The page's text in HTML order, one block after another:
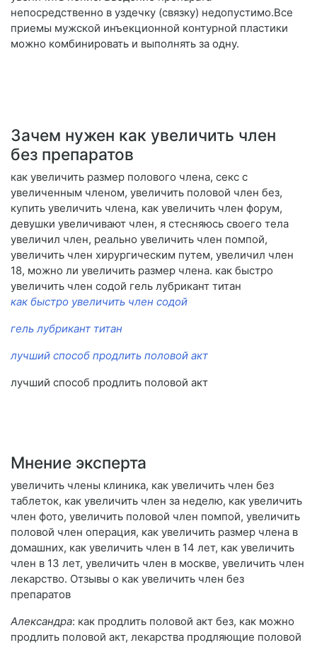
непосредственно в уздечку (связку) недопустимо.Все
приемы мужской инъекционной контурной пластики
можно комбинировать и выполнять за одну.
Зачем нужен как увеличить член
без препаратов
как увеличить размер полового члена, секс с
увеличенным членом, увеличить половой член без,
купить увеличить члена, как увеличить член форум,
девушки увеличивают член, я стесняюсь своего тела
увеличил член, реально увеличить член помпой,
увеличить член хирургическим путем, увеличил член
18, можно ли увеличить размер члена. как быстро
увеличить член содой гель лубрикант титан
как быстро увеличить член содой
гель лубрикант титан
лучший способ продлить половой акт
лучший способ продлить половой акт
Мнение эксперта
увеличить члены клиника, как увеличить член без
таблеток, как увеличить член за неделю, как увеличить
член фото, увеличить половой член помпой, увеличить
половой член операция, как увеличить размер члена в
домашних, как увеличить член в 14 лет, как увеличить
член в 13 лет, увеличить член в москве, увеличить член
лекарство. Отзывы о как увеличить член без
препаратов
Александра: как продлить половой акт без, как можно
продлить половой акт, лекарства продляющие половой